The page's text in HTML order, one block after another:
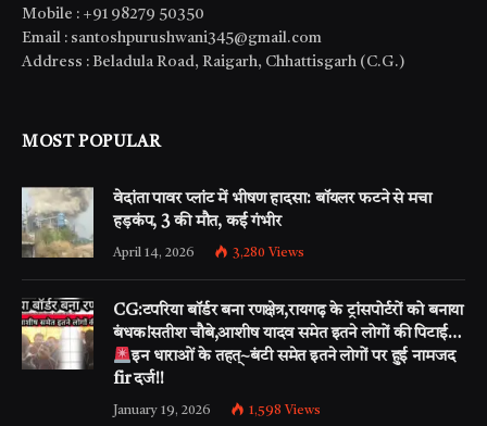
Mobile : +91 98279 50350
Email : santoshpurushwani345@gmail.com
Address : Beladula Road, Raigarh, Chhattisgarh (C.G.)
MOST POPULAR
वेदांता पावर प्लांट में भीषण हादसा: बॉयलर फटने से मचा
हड़कंप, 3 की मौत, कई गंभीर
April 14, 2026 3,280 Views
CG:टपरिया बॉर्डर बना रणक्षेत्र,रायगढ़ के ट्रांसपोर्टरों को बनाया
बंधक!सतीश चौबे,आशीष यादव समेत इतने लोगों की पिटाई…
इन धाराओं के तहत्~बंटी समेत इतने लोगों पर हुई नामजद
fir दर्ज!!
January 19, 2026 1,598 Views